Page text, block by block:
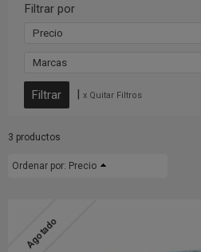
Filtrar por
Precio
Marcas
| x Quitar Filtros
3 productos
Ordenar por: Precio
Agotado